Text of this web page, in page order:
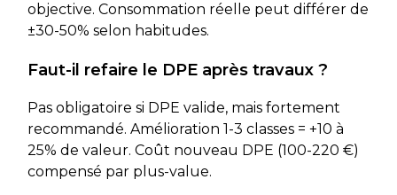
objective. Consommation réelle peut différer de
±30-50% selon habitudes.
Faut-il refaire le DPE après travaux ?
Pas obligatoire si DPE valide, mais fortement
recommandé. Amélioration 1-3 classes = +10 à
25% de valeur. Coût nouveau DPE (100-220 €)
compensé par plus-value.